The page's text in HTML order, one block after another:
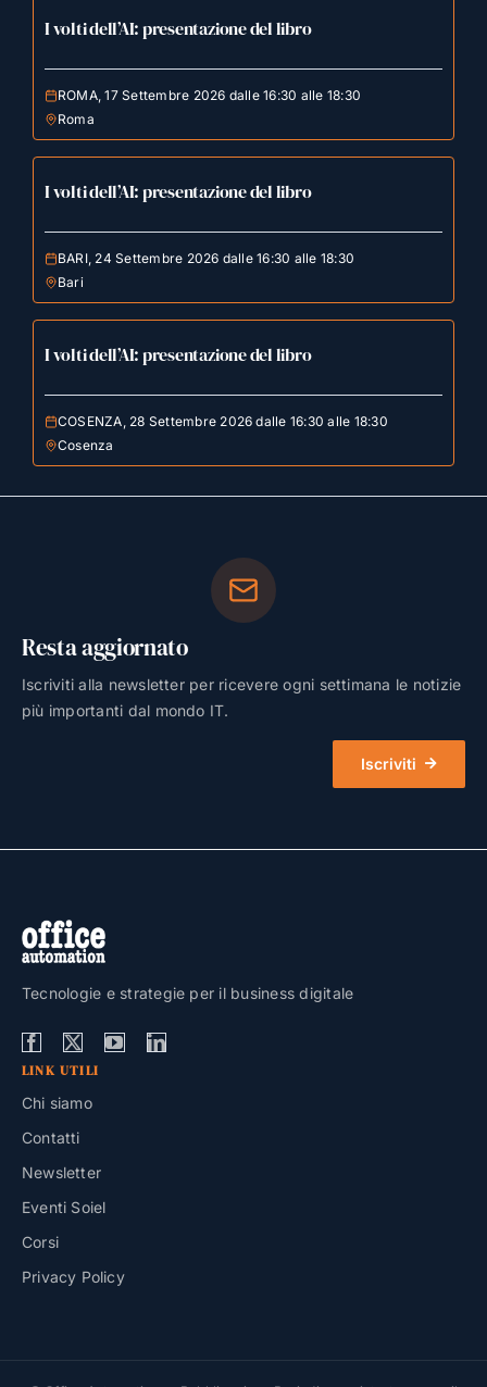
I volti dell’AI: presentazione del libro
ROMA, 17 Settembre 2026 dalle 16:30 alle 18:30
Roma
I volti dell’AI: presentazione del libro
BARI, 24 Settembre 2026 dalle 16:30 alle 18:30
Bari
I volti dell’AI: presentazione del libro
COSENZA, 28 Settembre 2026 dalle 16:30 alle 18:30
Cosenza
Resta aggiornato
Iscriviti alla newsletter per ricevere ogni settimana le notizie
più importanti dal mondo IT.
Iscriviti
Tecnologie e strategie per il business digitale
LINK UTILI
Chi siamo
Contatti
Newsletter
Eventi Soiel
Corsi
Privacy Policy